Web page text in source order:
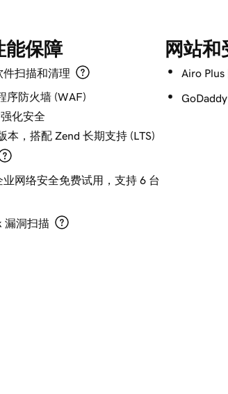
能保障
件扫描和清理
序防火墙 (WAF)
化安全
本，搭配 Zend 长期支持 (LTS)
业网络安全免费试用，支持 6 台
漏洞扫描
网站和
Airo Plus